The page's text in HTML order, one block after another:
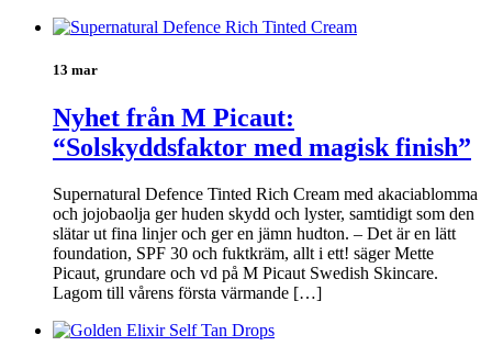
13 mar
Nyhet från M Picaut:
“Solskyddsfaktor med magisk finish”
Supernatural Defence Tinted Rich Cream med akaciablomma
och jojobaolja ger huden skydd och lyster, samtidigt som den
slätar ut fina linjer och ger en jämn hudton. – Det är en lätt
foundation, SPF 30 och fuktkräm, allt i ett! säger Mette
Picaut, grundare och vd på M Picaut Swedish Skincare.
Lagom till vårens första värmande […]